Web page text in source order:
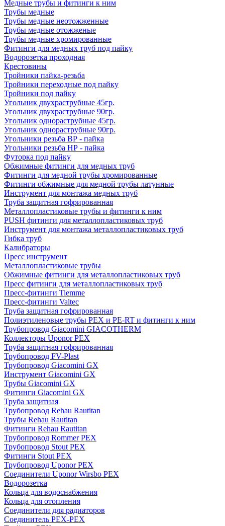
Медные трубы и фитинги к ним
Трубы медные
Трубы медные неотожженные
Трубы медные отожженые
Трубы медные хромированные
Фитинги для медных труб под пайку
Водорозетка проходная
Крестовины
Тройники пайка-резьба
Тройники переходные под пайку
Тройники под пайку
Угольник двухраструбные 45гр.
Угольник двухраструбные 90гр.
Угольник однораструбные 45гр.
Угольник однораструбные 90гр.
Угольники резьба ВР - пайка
Угольники резьба НР - пайка
Футорка под пайку
Обжимные фитинги для медных труб
Фитинги для медной трубы хромированные
Фитинги обжимные для медной трубы латунные
Инструмент для монтажа медных труб
Труба защитная гофрированная
Металлопластиковые трубы и фитинги к ним
PUSH фитинги для металлопластиковых труб
Инструмент для монтажа металлопластиковых труб
Гибка труб
Калибраторы
Пресс инструмент
Металлопластиковые трубы
Обжимные фитинги для металлопластиковых труб
Пресс фитинги для металлопластиковых труб
Пресс-фитинги Tiemme
Пресс-фитинги Valtec
Труба защитная гофрированная
Полиэтиленовые трубы PEX и PE-RT и фитинги к ним
Трубопровод Giacomini GIACOTHERM
Коллекторы Uponor PEX
Труба защитная гофрированная
Трубопровод FV-Plast
Трубопровод Giacomini GX
Инструмент Giacomini GX
Трубы Giacomini GX
Фитинги Giacomini GX
Труба защитная
Трубопровод Rehau Rautitan
Трубы Rehau Rautitan
Фитинги Rehau Rautitan
Трубопровод Rommer PEX
Трубопровод Stout PEX
Фитинги Stout PEX
Трубопровод Uponor PEX
Соединители Uponor Wirsbo PEX
Водорозетка
Кольца для водоснабжения
Кольца для отопления
Соединители для радиаторов
Соединитель PEX-PEX